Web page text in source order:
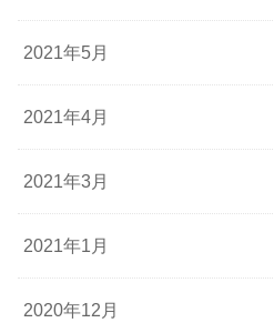
2021年5月
2021年4月
2021年3月
2021年1月
2020年12月